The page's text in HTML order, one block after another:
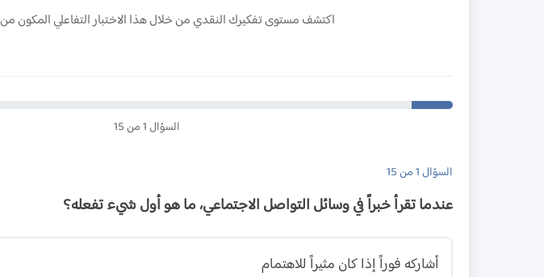
اكتشف مستوى تفكيرك النقدي من خلال هذا الاختبار التفاعلي المكون من 15 سؤالاً
السؤال 1 من 15
السؤال 1 من 15
عندما تقرأ خبراً في وسائل التواصل الاجتماعي، ما هو أول شيء تفعله؟
أشاركه فوراً إذا كان مثيراً للاهتمام